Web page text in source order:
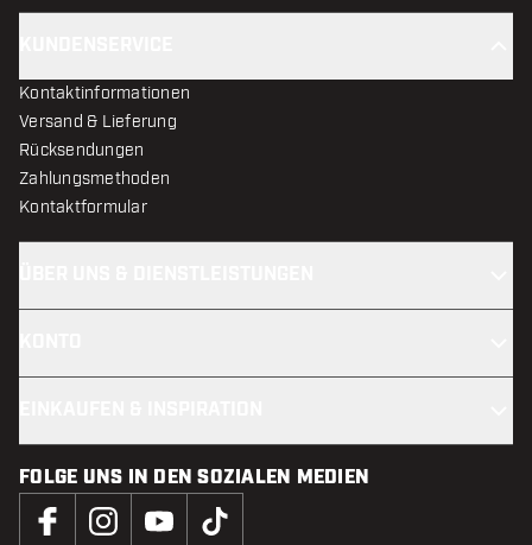
Kontaktinformationen
Versand & Lieferung
Rücksendungen
Zahlungsmethoden
Kontaktformular
FOLGE UNS IN DEN SOZIALEN MEDIEN